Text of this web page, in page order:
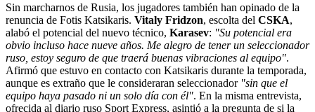
Sin marcharnos de Rusia, los jugadores también han opinado de la
renuncia de Fotis Katsikaris. Vitaly Fridzon, escolta del CSKA,
alabó el potencial del nuevo técnico, Karasev: "Su potencial era
obvio incluso hace nueve años. Me alegro de tener un seleccionador
ruso, estoy seguro de que traerá buenas vibraciones al equipo".
Afirmó que estuvo en contacto con Katsikaris durante la temporada,
aunque es extraño que le consideraran seleccionador "sin que el
equipo haya pasado ni un solo día con él". En la misma entrevista,
ofrecida al diario ruso Sport Express, asintió a la pregunta de si la